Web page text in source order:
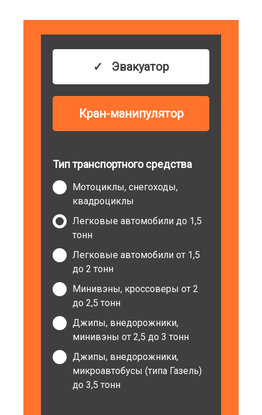
Эвакуатор
Кран-манипулятор
Тип транспортного средства
Мотоциклы, снегоходы,
квадроциклы
Легковые автомобили до 1,5
тонн
Легковые автомобили от 1,5
до 2 тонн
Минивэны, кроссоверы от 2
до 2,5 тонн
Джипы, внедорожники,
минивэны от 2,5 до 3 тонн
Джипы, внедорожники,
микроавтобусы (типа Газель)
до 3,5 тонн